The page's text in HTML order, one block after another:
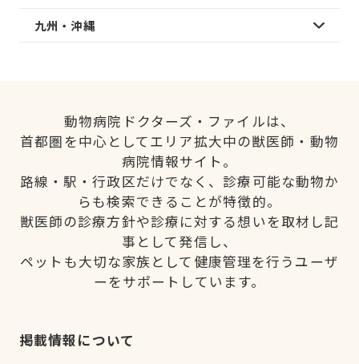
九州・沖縄
動物病院ドクターズ・ファイルは、
首都圏を中心としてエリア拡大中の獣医師・動物
病院情報サイト。
路線・駅・行政区だけでなく、診療可能な動物か
らも検索できることが特徴的。
獣医師の診療方針や診療に対する想いを取材し記
事として発信し、
ペットも大切な家族として健康管理を行うユーザ
ーをサポートしています。
掲載情報について